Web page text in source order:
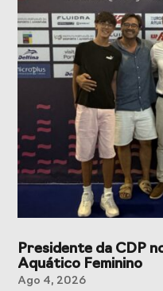
Presidente da CDP
Aquático Feminino
Ago 4, 2026